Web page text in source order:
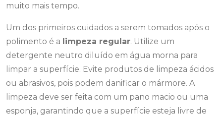
muito mais tempo.
Um dos primeiros cuidados a serem tomados após o
polimento é a limpeza regular. Utilize um
detergente neutro diluído em água morna para
limpar a superfície. Evite produtos de limpeza ácidos
ou abrasivos, pois podem danificar o mármore. A
limpeza deve ser feita com um pano macio ou uma
esponja, garantindo que a superfície esteja livre de